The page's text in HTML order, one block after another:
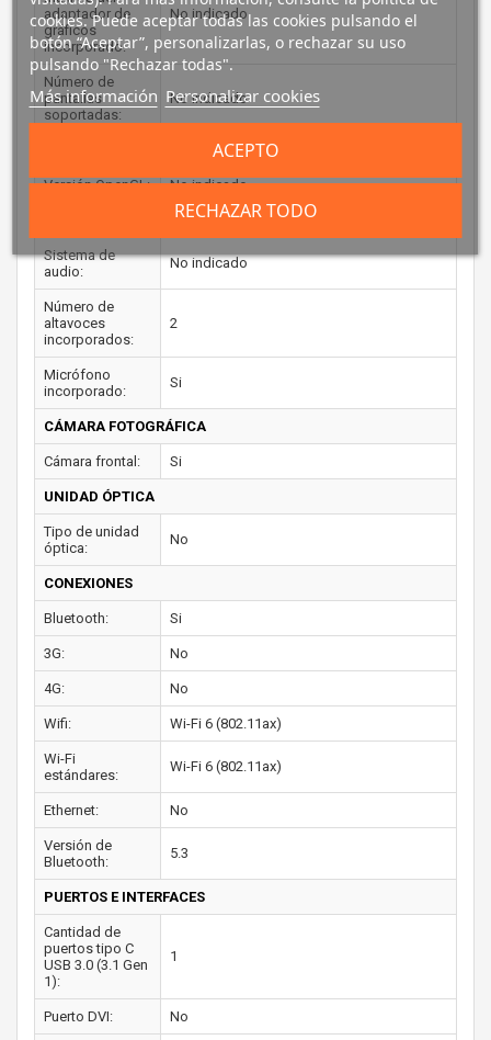
adaptador de
gráficos
incorporado:
No indicado
Número de
pantallas
soportadas:
No indicado
No indicado
Versión OpenGL: No indicado
Sistema de
audio:
No indicado
Número de
altavoces
incorporados:
2
Micrófono
incorporado:
Si
CÁMARA FOTOGRÁFICA
Cámara frontal: Si
UNIDAD ÓPTICA
Tipo de unidad
óptica:
No
CONEXIONES
Bluetooth: Si
3G: No
4G: No
Wifi: Wi-Fi 6 (802.11ax)
Wi-Fi
estándares:
Wi-Fi 6 (802.11ax)
Ethernet: No
Versión de
Bluetooth:
5.3
PUERTOS E INTERFACES
Cantidad de
puertos tipo C
USB 3.0 (3.1 Gen
1):
1
Puerto DVI: No
cookies. Puede aceptar todas las cookies pulsando el
botón “Aceptar”, personalizarlas, o rechazar su uso
pulsando "Rechazar todas".
Más información Personalizar cookies
RECHAZAR TODO
ACEPTO